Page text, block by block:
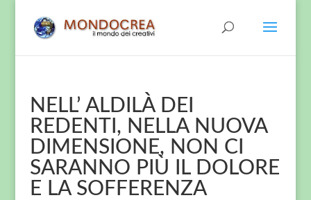
NELL’ ALDILÀ DEI
REDENTI, NELLA NUOVA
DIMENSIONE, NON CI
SARANNO PIÙ IL DOLORE
E LA SOFFERENZA